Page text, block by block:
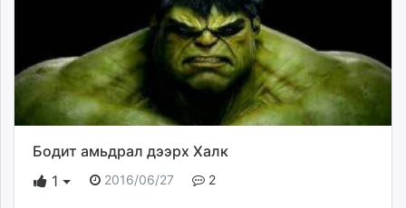
Бодит амьдрал дээрх Халк
1
2016/06/27 2